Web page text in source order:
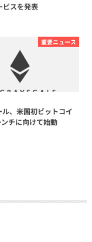
ビスを発表
重要ニュース
ル、米国初ビットコイ
チに向けて始動